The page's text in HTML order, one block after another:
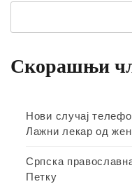
Скорашњи
Нови случај
Лажни лекар од
Српска
Петку